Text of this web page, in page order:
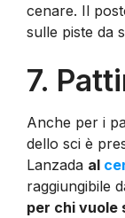
cenare. Il
sulle piste da
7.
Anche per i
dello sci è
Lanzada al
raggiungibile
per chi vuole